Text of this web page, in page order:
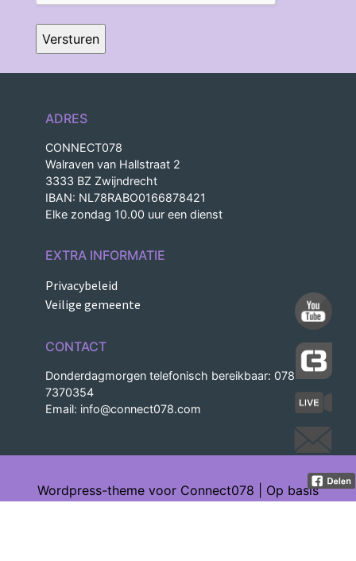
ADRES
CONNECT078
Walraven van Hallstraat 2
3333 BZ Zwijndrecht
IBAN: NL78RABO0166878421
Elke zondag 10.00 uur een dienst
EXTRA INFORMATIE
Privacybeleid
Veilige gemeente
CONTACT
Donderdagmorgen telefonisch bereikbaar: 078-
7370354
Email: info@connect078.com
Wordpress-theme voor Connect078 | Op basis